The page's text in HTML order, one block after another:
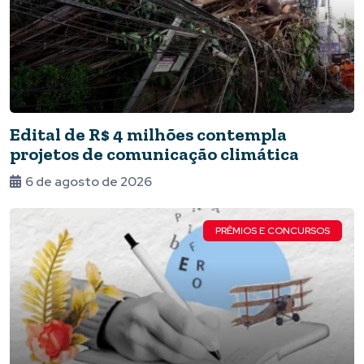
Edital de R$ 4 milhões contempla
projetos de comunicação climática
6 de agosto de 2026
PRÊMIOS E CONCURSOS